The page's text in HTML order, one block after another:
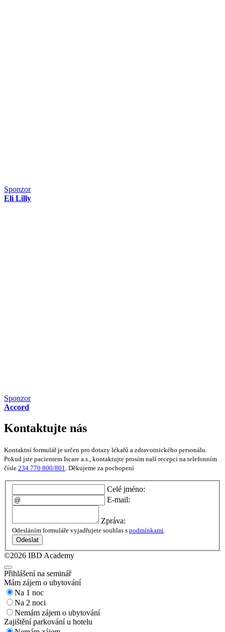
Sponzor
Eli Lilly
Sponzor
Accord
Kontaktujte nás
Kontaktní formulář je určen pro dotazy lékařů a zdravotnického personálu.
Pokud jste pacientem Iscare a.s., kontaktujte prosím naší recepci na telefonním
čísle 234 770 800/801. Děkujeme za pochopení
Celé jméno:
E-mail:
Zpráva:
Odesláním formuláře vyjadřujete souhlas s podmínkami
Odeslat
©2026 IBD Academy
Přihlášení na seminář
Mám zájem o ubytování
Na 1 noc
Na 2 noci
Nemám zájem o ubytování
Zajištění parkování u hotelu